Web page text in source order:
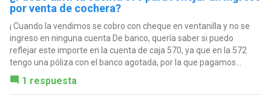
por venta de cochera?
¡ Cuando la vendimos se cobro con cheque en ventanilla y no se
ingreso en ninguna cuenta De banco, quería saber si puedo
reflejar este importe en la cuenta de caja 570, ya que en la 572
tengo una póliza con el banco agotada, por la que pagamos...
1 respuesta